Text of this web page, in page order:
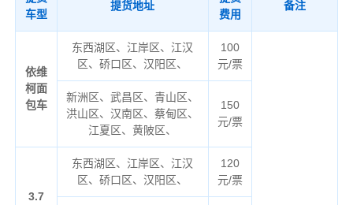
车型
提货地址
费用
备注
依维
柯面
包车
东西湖区、江岸区、江汉
区、硚口区、汉阳区、
100
元/票
新洲区、武昌区、青山区、
洪山区、汉南区、蔡甸区、
江夏区、黄陂区、
150
元/票
3.7
东西湖区、江岸区、江汉
区、硚口区、汉阳区、
120
元/票